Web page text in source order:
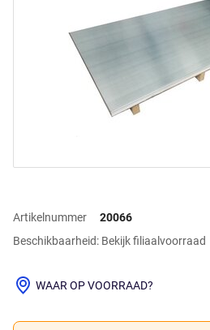
Artikelnummer
20066
Beschikbaarheid: Bekijk filiaalvoorraad
WAAR OP VOORRAAD?